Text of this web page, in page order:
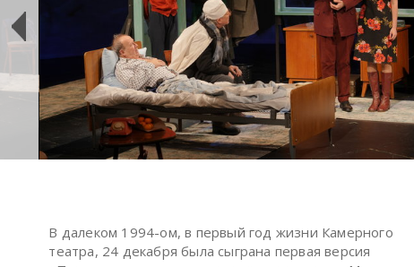
В далеком 1994-ом, в первый год жизни Камерного
театра, 24 декабря была сыграна первая версия